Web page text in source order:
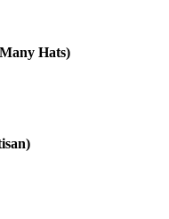
Hats)